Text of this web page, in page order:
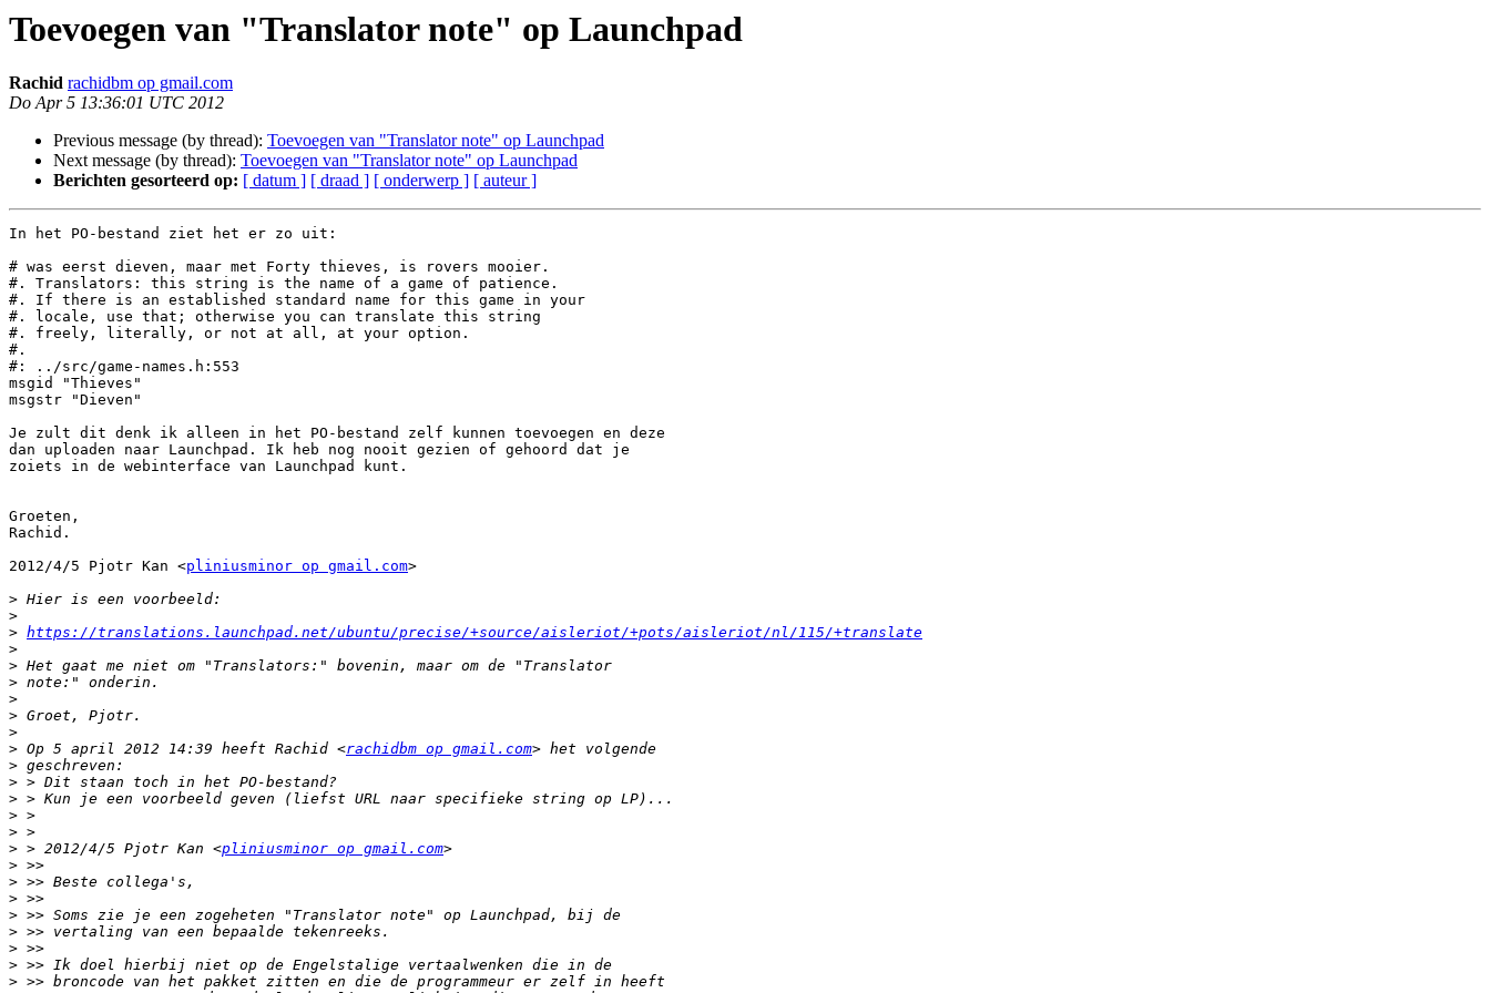
Toevoegen van "Translator note" op Launchpad
Rachid rachidbm op gmail.com
Do Apr 5 13:36:01 UTC 2012
Previous message (by thread): Toevoegen van "Translator note" op Launchpad
Next message (by thread): Toevoegen van "Translator note" op Launchpad
Berichten gesorteerd op: [ datum ] [ draad ] [ onderwerp ] [ auteur ]
In het PO-bestand ziet het er zo uit:
# was eerst dieven, maar met Forty thieves, is rovers mooier.
#. Translators: this string is the name of a game of patience.
#. If there is an established standard name for this game in your
#. locale, use that; otherwise you can translate this string
#. freely, literally, or not at all, at your option.
#.
#: ../src/game-names.h:553
msgid "Thieves"
msgstr "Dieven"
Je zult dit denk ik alleen in het PO-bestand zelf kunnen toevoegen en deze
dan uploaden naar Launchpad. Ik heb nog nooit gezien of gehoord dat je
zoiets in de webinterface van Launchpad kunt.
Groeten,
Rachid.
2012/4/5 Pjotr Kan <pliniusminor op gmail.com>
>
>
> https://translations.launchpad.net/ubuntu/precise/+source/aisleriot/+pots/aisleriot/nl/115/+translate
>
>
>
>
>
>
> Op 5 april 2012 14:39 heeft Rachid <rachidbm op gmail.com
>
>
>
>
>
> > 2012/4/5 Pjotr Kan <pliniusminor op gmail.com
>
>
>
>
>
>
>
>